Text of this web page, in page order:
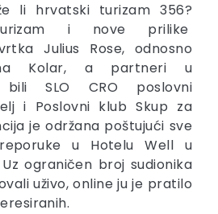
li hrvatski turizam 356?
i nove prilike
Julius Rose, odnosno
Kolar, a partneri u
SLO CRO poslovni
i Poslovni klub Skup za
je održana poštujući sve
u Hotelu Well u
ograničen broj sudionika
uživo, online ju je pratilo